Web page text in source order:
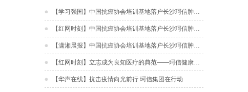
【学习强国】中国抗癌协会培训基地落户长沙珂信肿瘤医院
【红网时刻】中国抗癌协会培训基地落户长沙珂信肿瘤医院
【潇湘晨报】中国抗癌协会培训基地落户长沙珂信肿瘤医院，开启肿瘤防治新篇章
【红网时刻】立志成为良知医疗的典范——珂信健康产业集团召开内部学习会
【华声在线】抗击疫情向光前行 珂信集团在行动